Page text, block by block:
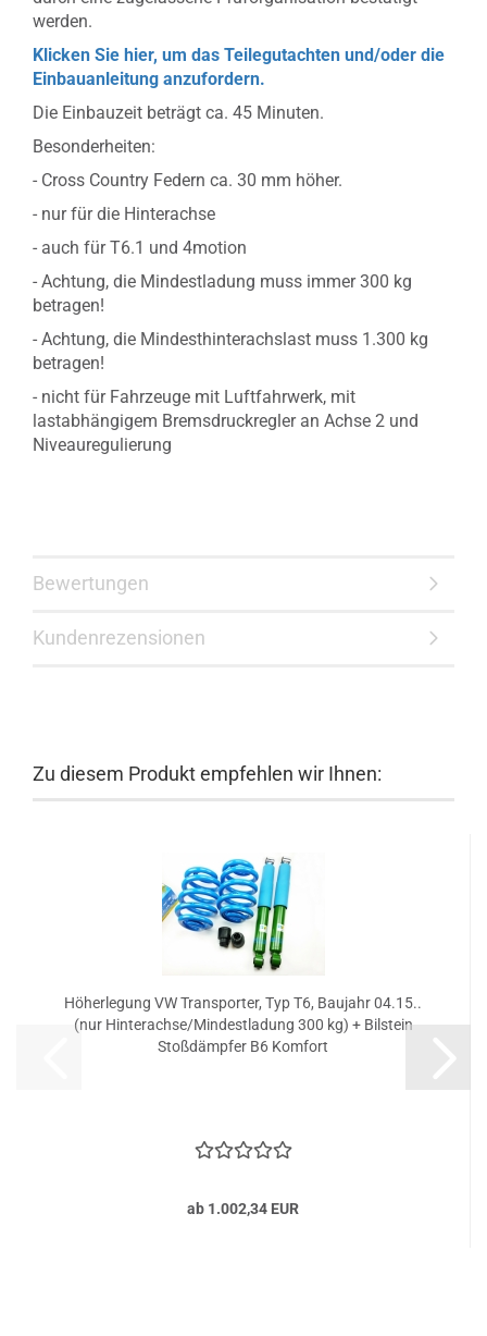
werden.
Klicken Sie hier, um das Teilegutachten und/oder die
Einbauanleitung anzufordern.
Die Einbauzeit beträgt ca. 45 Minuten.
Besonderheiten:
- Cross Country Federn ca. 30 mm höher.
- nur für die Hinterachse
- auch für T6.1 und 4motion
- Achtung, die Mindestladung muss immer 300 kg
betragen!
- Achtung, die Mindesthinterachslast muss 1.300 kg
betragen!
- nicht für Fahrzeuge mit Luftfahrwerk, mit
lastabhängigem Bremsdruckregler an Achse 2 und
Niveauregulierung
Bewertungen
Kundenrezensionen
Zu diesem Produkt empfehlen wir Ihnen:
Höherlegung VW Transporter, Typ T6, Baujahr 04.15..
(nur Hinterachse/Mindestladung 300 kg) + Bilstein
Stoßdämpfer B6 Komfort
ab 1.002,34 EUR